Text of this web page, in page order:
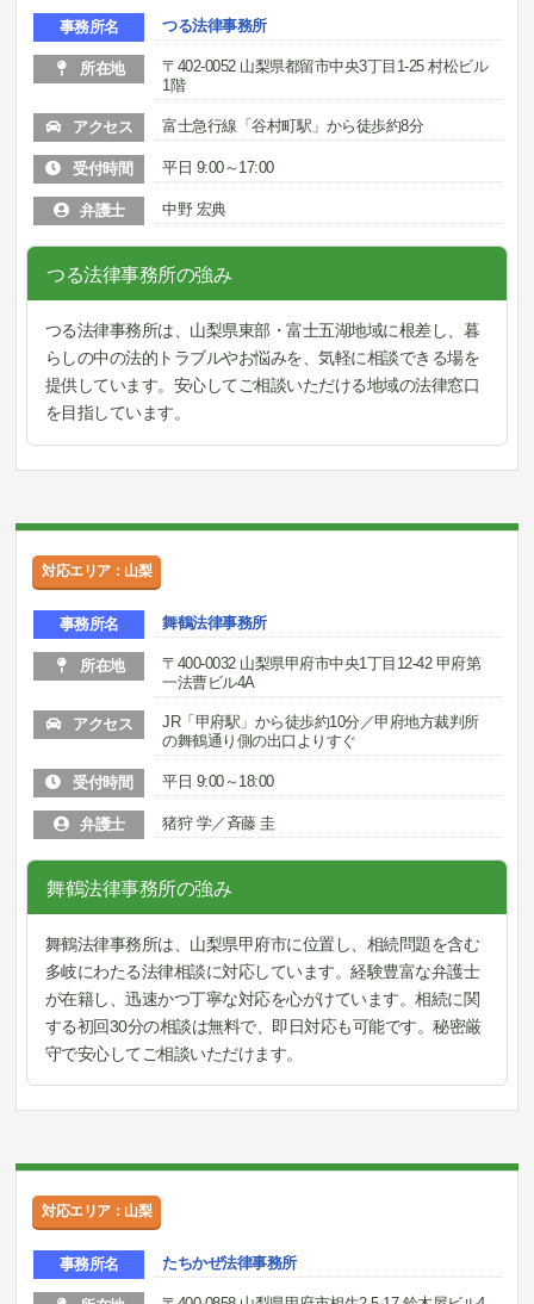
事務所名 つる法律事務所
所在地
〒402-0052 山梨県都留市中央3丁目1-25 村松ビル
1階
アクセス 富士急行線「谷村町駅」から徒歩約8分
受付時間 平日 9:00～17:00
弁護士 中野 宏典
つる法律事務所の強み
つる法律事務所は、山梨県東部・富士五湖地域に根差し、暮
らしの中の法的トラブルやお悩みを、気軽に相談できる場を
提供しています。安心してご相談いただける地域の法律窓口
を目指しています。
対応エリア：山梨
事務所名 舞鶴法律事務所
所在地
〒400-0032 山梨県甲府市中央1丁目12-42 甲府第
一法曹ビル4A
アクセス
JR「甲府駅」から徒歩約10分／甲府地方裁判所
の舞鶴通り側の出口よりすぐ
受付時間 平日 9:00～18:00
弁護士 猪狩 学／斉藤 圭
舞鶴法律事務所の強み
舞鶴法律事務所は、山梨県甲府市に位置し、相続問題を含む
多岐にわたる法律相談に対応しています。経験豊富な弁護士
が在籍し、迅速かつ丁寧な対応を心がけています。相続に関
する初回30分の相談は無料で、即日対応も可能です。秘密厳
守で安心してご相談いただけます。
対応エリア：山梨
事務所名 たちかぜ法律事務所